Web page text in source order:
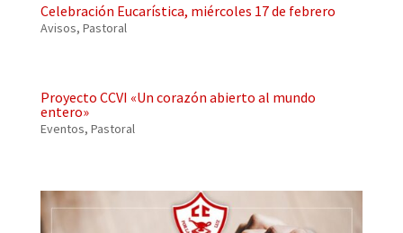
Celebración Eucarística, miércoles 17 de febrero
Avisos, Pastoral
Proyecto CCVI «Un corazón abierto al mundo
entero»
Eventos, Pastoral